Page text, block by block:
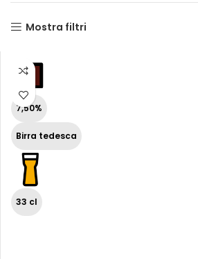
Mostra filtri
7,50%
Birra tedesca
33 cl